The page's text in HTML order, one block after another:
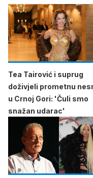
Tea Tairović i suprug
doživjeli prometnu
u Crnoj Gori: 'Čuli smo
snažan udarac'